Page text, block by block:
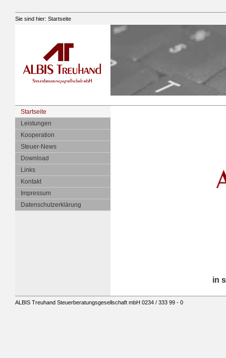
Sie sind hier: Startseite
Startseite
Leistungen
Kooperation
Steuer-News
Download
Links
Kontakt
Impressum
Datenschutzerklärung
in
ALBIS Treuhand Steuerberatungsgesellschaft mbH 0234 / 333 99 - 0